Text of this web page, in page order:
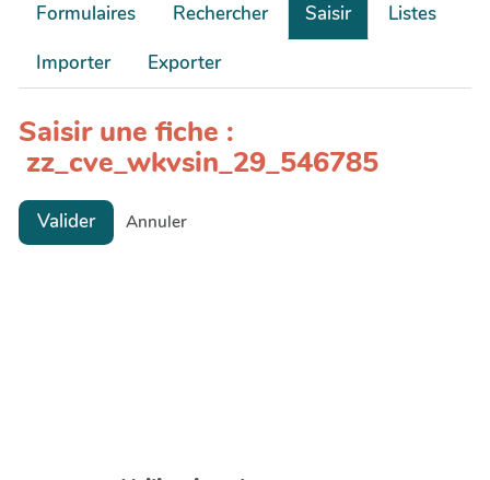
Formulaires Rechercher Saisir
Listes
Importer
Exporter
Saisir une fiche :
zz_cve_wkvsin_29_546785
Valider Annuler